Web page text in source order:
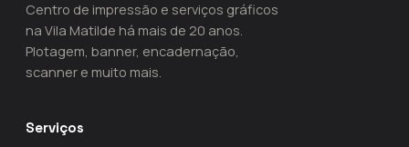
Centro de impressão e serviços gráficos
na Vila Matilde há mais de 20 anos.
Plotagem, banner, encadernação,
scanner e muito mais.
Serviços